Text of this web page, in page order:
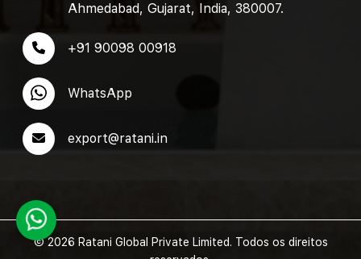
Ahmedabad, Gujarat, India, 380007.
+91 90098 00918
WhatsApp
export@ratani.in
© 2026 Ratani Global Private Limited. Todos os direitos